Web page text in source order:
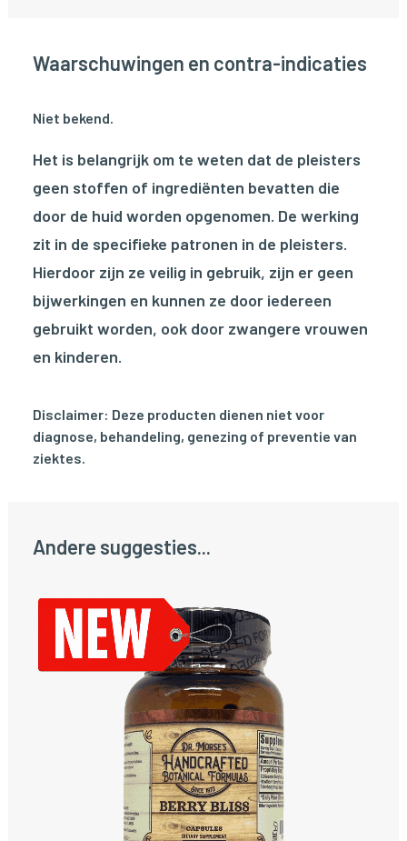
Waarschuwingen en contra-indicaties
Niet bekend.
Het is belangrijk om te weten dat de pleisters
geen stoffen of ingrediënten bevatten die
door de huid worden opgenomen. De werking
zit in de specifieke patronen in de pleisters.
Hierdoor zijn ze veilig in gebruik, zijn er geen
bijwerkingen en kunnen ze door iedereen
gebruikt worden, ook door zwangere vrouwen
en kinderen.
Disclaimer: Deze producten dienen niet voor
diagnose, behandeling, genezing of preventie van
ziektes.
Andere suggesties...